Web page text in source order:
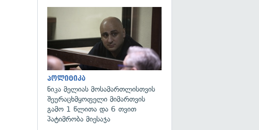
პოლიტიკა
ნიკა მელიას მოსამართლისთვის
შეურაცხმყოფელი მიმართვის
გამო 1 წლითა და 6 თვით
პატიმრობა მიესაჯა